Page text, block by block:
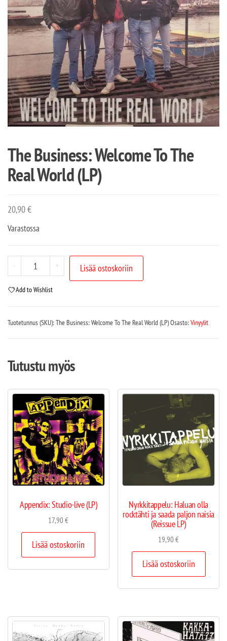
The Business: Welcome To The
Real World (LP)
20,90€
Varastossa
- + Lisää ostoskoriin
Add to Wishlist
Tuotetunnus (SKU):The Business: Welcome To The Real World (LP)Osasto:Vinyylit
Tutustu myös
Appendix: Studio-live (LP)
17,90€
Lisää ostoskoriin
Nyrkkitappelu: Haluan olla
rocktähti ja saada paljon naisia
(Reissue LP)
19,90€
Lisää ostoskoriin